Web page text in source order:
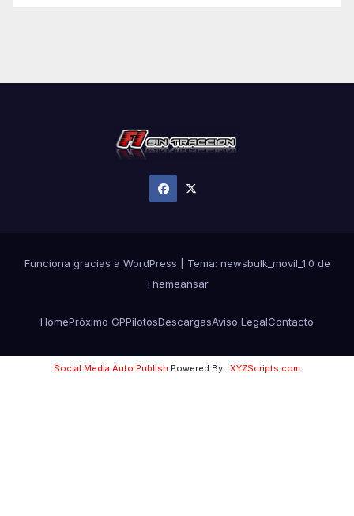
Funciona gracias a WordPress Tema: newsbulk_movil_1.0 de
Themeansar
HomePróximo GPPilotosDescargasAviso LegalContacto
Social Media Auto Publish Powered By : XYZScripts.com